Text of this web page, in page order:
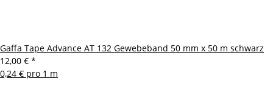
Gaffa Tape Advance AT 132 Gewebeband 50 mm x 50 m schwarz
12,00 € *
0,24 € pro 1 m